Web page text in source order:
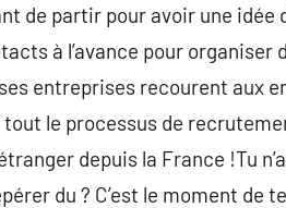
de partir pour avoir une idée
à l’avance pour
entreprises recourent aux
le processus de
depuis la France !Tu
du ? C’est le moment de